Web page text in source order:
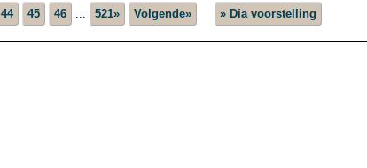
44 45 46 ... 521» Volgende» » Dia voorstelling